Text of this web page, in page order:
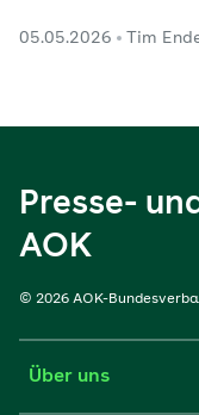
05.05.2026 Tim
Presse-
AOK
© 2026 AOK-
Über uns